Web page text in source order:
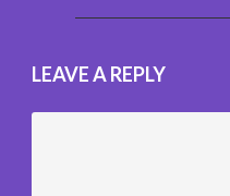
LEAVE A REPLY